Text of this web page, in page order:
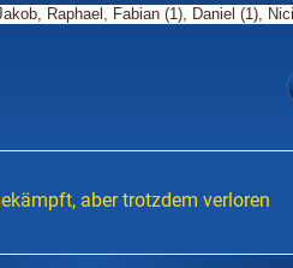
Raphael, Fabian (1), Daniel (1),
aber trotzdem verloren